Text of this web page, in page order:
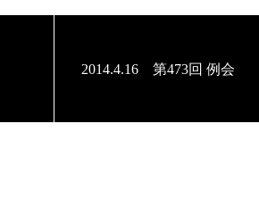
2014.4.16 第473回 例会